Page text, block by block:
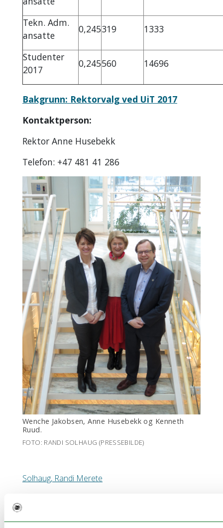
Tekn. Adm.
ansatte
0,245319 1333
Studenter
2017
0,245560 14696
Bakgrunn: Rektorvalg ved UiT 2017
Kontaktperson:
Rektor Anne Husebekk
Telefon: +47 481 41 286
Wenche Jakobsen, Anne Husebekk og Kenneth
Ruud.
FOTO: RANDI SOLHAUG (PRESSEBILDE)
Solhaug, Randi Merete